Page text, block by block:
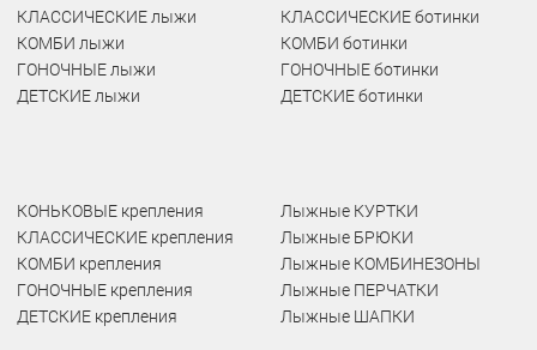
КЛАССИЧЕСКИЕ лыжи
КОМБИ лыжи
ГОНОЧНЫЕ лыжи
ДЕТСКИЕ лыжи
КЛАССИЧЕСКИЕ ботинки
КОМБИ ботинки
ГОНОЧНЫЕ ботинки
ДЕТСКИЕ ботинки
КОНЬКОВЫЕ крепления
КЛАССИЧЕСКИЕ крепления
КОМБИ крепления
ГОНОЧНЫЕ крепления
ДЕТСКИЕ крепления
Лыжные КУРТКИ
Лыжные БРЮКИ
Лыжные КОМБИНЕЗОНЫ
Лыжные ПЕРЧАТКИ
Лыжные ШАПКИ